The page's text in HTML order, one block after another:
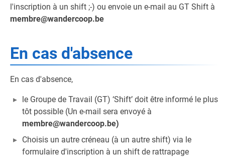
l'inscription à un shift ;-) ou envoie un e-mail au GT Shift à
membre@wandercoop.be
En cas d'absence
En cas d'absence,
le Groupe de Travail (GT) ‘Shift’ doit être informé le plus
tôt possible (Un e-mail sera envoyé à
membre@wandercoop.be)
Choisis un autre créneau (à un autre shift) via le
formulaire d'inscription à un shift de rattrapage